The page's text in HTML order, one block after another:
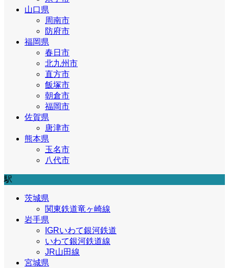
山口県
周南市
防府市
福岡県
春日市
北九州市
直方市
飯塚市
朝倉市
福岡市
佐賀県
唐津市
熊本県
玉名市
八代市
駅
茨城県
関東鉄道竜ヶ崎線
岩手県
IGRいわて銀河鉄道
いわて銀河鉄道線
JR山田線
宮城県